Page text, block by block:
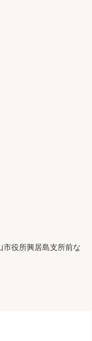
市役所興居島支所前な